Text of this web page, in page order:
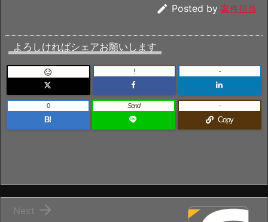
 Posted by 案件担当
よろしければシェアお願いします
 ! -
B!
0 Send
Copy
-

Next